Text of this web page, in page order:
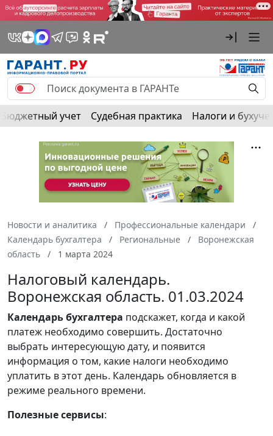
Бюджетный учет Судебная практика Налоги и
Новости и аналитика
Профессиональные календари
Календарь бухгалтера
Региональные
Воронежская
область
1 марта 2024
Налоговый календарь.
Воронежская область. 01.03.2024
Календарьбухгалтера подскажет, когда и какой
платеж необходимо совершить. Достаточно
выбрать интересующую дату, и появится
информация о том, какие налоги необходимо
уплатить в этот день. Календарь обновляется в
режиме реального времени.
Полезные сервисы: